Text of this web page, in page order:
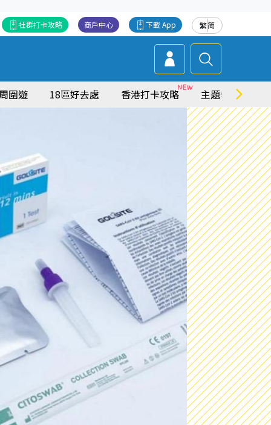
繁简
下載 App
商戶中心
社群打卡攻略
圍遊 18區好去處 香港打卡攻略 主題特集